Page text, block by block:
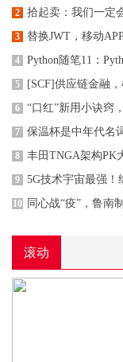
2 拾起卖：我们一定
3 替换JWT，移动
4 Python随笔11：
5 [SCF]供应链金融
6 “口红”新用小诀窍
7 保温杯是中年代名
8 丰田TNGA架构PK
9 5G技术宇宙最强！
10 同心战“疫”，鲁南
滚动